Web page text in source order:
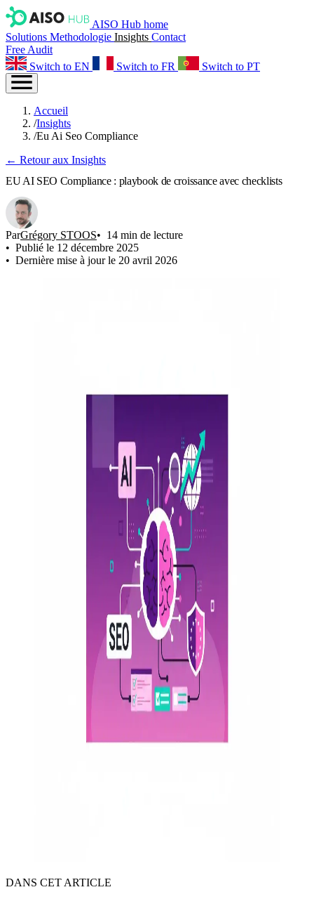
AISO Hub home
Solutions Methodologie Insights Contact
Free Audit
Switch to EN
Switch to FR Switch to PT
Accueil
/Insights
/Eu Ai Seo Compliance
← Retour aux Insights
EU AI SEO Compliance : playbook de croissance avec checklists
ParGrégory STOOS
14 min de lecture
Publié le 12 décembre 2025
Dernière mise à jour le 20 avril 2026
DANS CET ARTICLE